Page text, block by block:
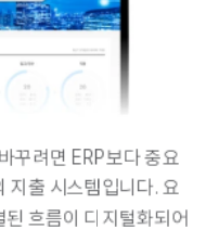
꾸려면 ERP보다 중요
지출 시스템입니다. 요
흐름이 디지털화되어